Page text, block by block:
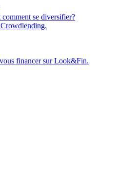
se diversifier?
Crowdlending.
financer sur Look&Fin.